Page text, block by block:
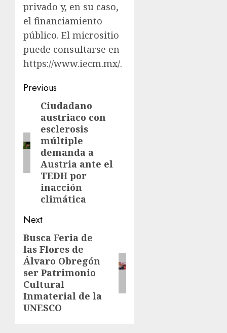
privado y, en su caso,
el financiamiento
público. El micrositio
puede consultarse en
https://www.iecm.mx/.
Previous
Ciudadano
austriaco con
esclerosis
múltiple
demanda a
Austria ante el
TEDH por
inacción
climática
Next
Busca Feria de
las Flores de
Álvaro Obregón
ser Patrimonio
Cultural
Inmaterial de la
UNESCO